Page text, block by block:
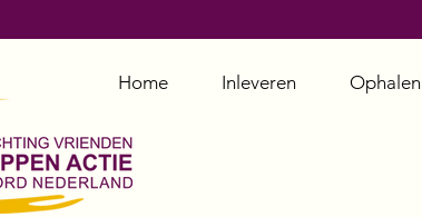
Home Inleveren Ophalen